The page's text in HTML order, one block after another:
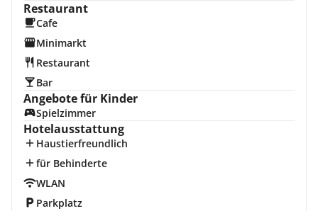
Restaurant
Cafe
Minimarkt
Restaurant
Bar
Angebote für Kinder
Spielzimmer
Hotelausstattung
Haustierfreundlich
für Behinderte
WLAN
Parkplatz